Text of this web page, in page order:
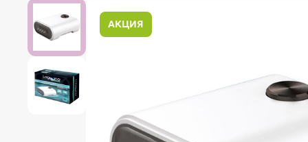
АКЦИЯ